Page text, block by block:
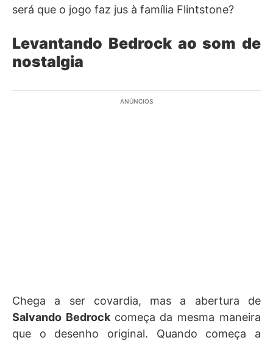
será que o jogo faz jus à família Flintstone?
Levantando Bedrock ao som de
nostalgia
ANÚNCIOS
Chega a ser covardia, mas a abertura de
Salvando Bedrock começa da mesma maneira
que o desenho original. Quando começa a